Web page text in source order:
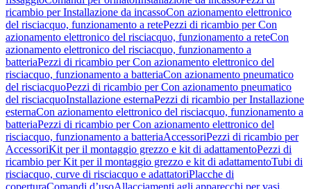
ricambio per Installazione da incassoCon azionamento elettronico
del risciacquo, funzionamento a retePezzi di ricambio per Con
azionamento elettronico del risciacquo, funzionamento a reteCon
azionamento elettronico del risciacquo, funzionamento a
batteriaPezzi di ricambio per Con azionamento elettronico del
risciacquo, funzionamento a batteriaCon azionamento pneumatico
del risciacquoPezzi di ricambio per Con azionamento pneumatico
del risciacquoInstallazione esternaPezzi di ricambio per Installazione
esternaCon azionamento elettronico del risciacquo, funzionamento a
batteriaPezzi di ricambio per Con azionamento elettronico del
risciacquo, funzionamento a batteriaAccessoriPezzi di ricambio per
AccessoriKit per il montaggio grezzo e kit di adattamentoPezzi di
ricambio per Kit per il montaggio grezzo e kit di adattamentoTubi di
risciacquo, curve di risciacquo e adattatoriPlacche di
coperturaComandi d’usoAllacciamenti agli apparecchi per vasi,